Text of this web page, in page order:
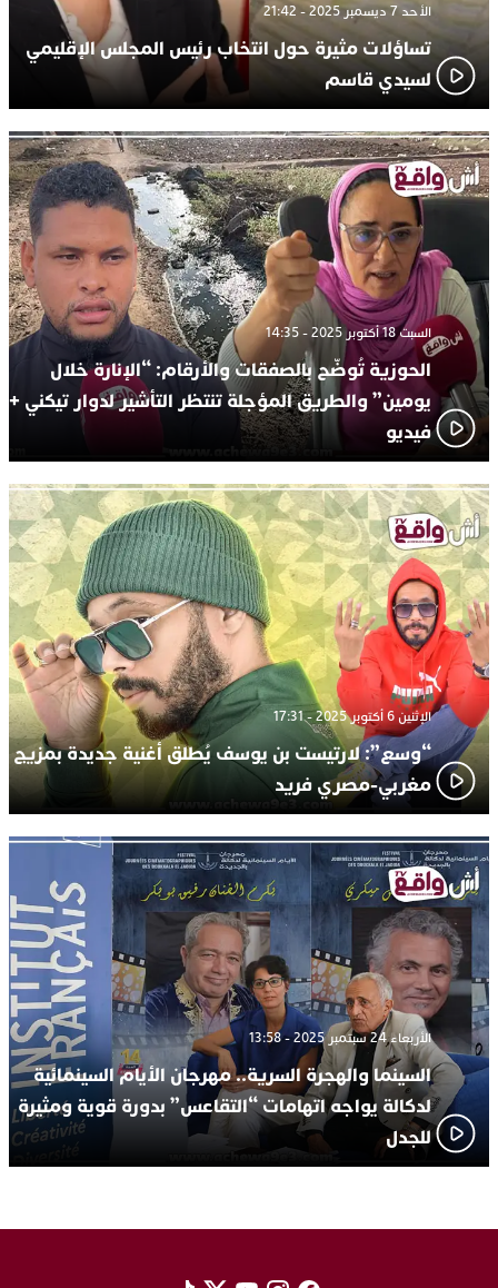
الأحد 7 ديسمبر 2025 - 21:42
تساؤلات مثيرة حول انتخاب رئيس المجلس الإقليمي
لسيدي قاسم
السبت 18 أكتوبر 2025 - 14:35
الحوزية تُوضّح بالصفقات والأرقام: “الإنارة خلال
يومين” والطريق المؤجلة تنتظر التأشير لدوار تيكني +
فيديو
الإثنين 6 أكتوبر 2025 - 17:31
“وسع”: لارتيست بن يوسف يُطلق أغنية جديدة بمزيج
مغربي-مصري فريد
الأربعاء 24 سبتمبر 2025 - 13:58
السينما والهجرة السرية.. مهرجان الأيام السينمائية
لدكالة يواجه اتهامات “التقاعس” بدورة قوية ومثيرة
للجدل